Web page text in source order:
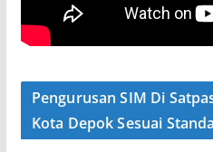
Pengurusan SIM Di
Kota Depok Sesuai